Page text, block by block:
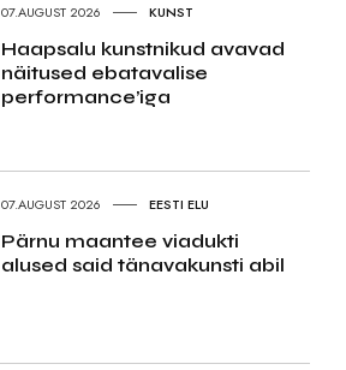
07.AUGUST 2026 KUNST
Haapsalu kunstnikud avavad
näitused ebatavalise
performance’iga
07.AUGUST 2026 EESTI ELU
Pärnu maantee viadukti
alused said tänavakunsti abil